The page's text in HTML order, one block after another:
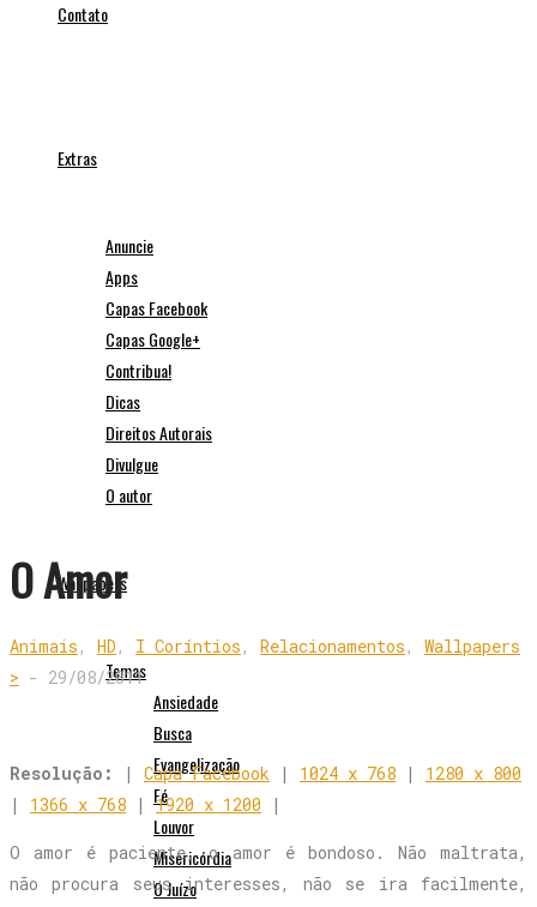
Contato
Extras
Anuncie
Apps
Capas Facebook
Capas Google+
Contribua!
Dicas
Direitos Autorais
Divulgue
O autor
Wallpapers
Temas
Ansiedade
Busca
Evangelização
Fé
Louvor
Misericórdia
O Juízo
O Amor
Animais , HD , I Coríntios , Relacionamentos , Wallpapers
> - 29/08/2011
Resolução: | Capa Facebook | 1024 x 768 | 1280 x 800
| 1366 x 768 |1920 x 1200 |
O amor é paciente, o amor é bondoso. Não maltrata,
não procura seus interesses, não se ira facilmente,